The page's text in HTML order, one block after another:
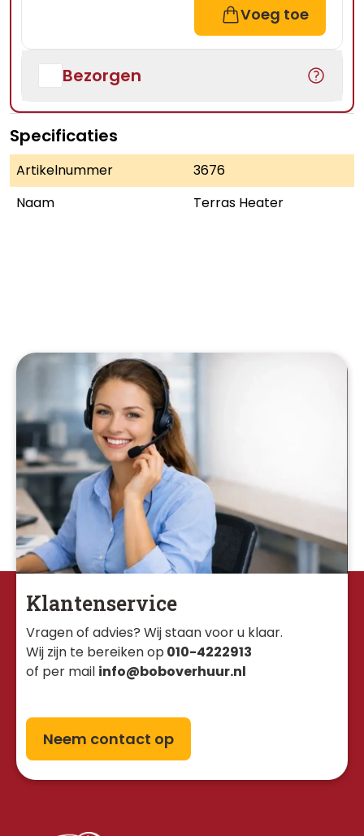
Voeg toe
Bezorgen
Specificaties
Artikelnummer
3676
Naam
Terras Heater
Klantenservice
Vragen of advies? Wij staan voor u klaar.
Wij zijn te bereiken op 010-4222913
of per mail info@boboverhuur.nl
Neem contact op